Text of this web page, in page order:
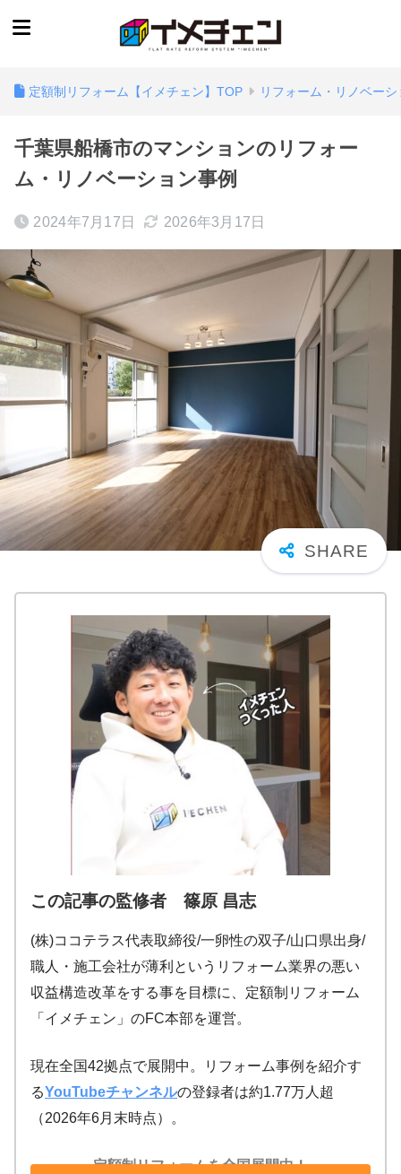
定額制リフォーム【イメチェン】TOP リフォーム・リノベー
千葉県船橋市のマンションのリフォー
ム・リノベーション事例
2024年7月17日 2026年3月17日
この記事の監修者 篠原 昌志
(株)ココテラス代表取締役/一卵性の双子/山口県出身/
職人・施工会社が薄利というリフォーム業界の悪い
収益構造改革をする事を目標に、定額制リフォーム
「イメチェン」のFC本部を運営。
現在全国42拠点で展開中。リフォーム事例を紹介す
るYouTubeチャンネルの登録者は約1.77万人超
（2026年6月末時点）。
定額制リフォームを全国展開中！